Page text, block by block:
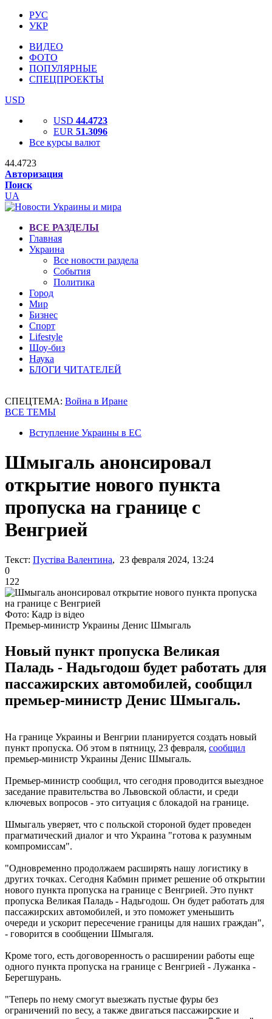
РУС
УКР
ВИДЕО
ФОТО
ПОПУЛЯРНЫЕ
СПЕЦПРОЕКТЫ
USD
USD 44.4723
EUR 51.3096
Все курсы валют
44.4723
Авторизация
Поиск
UA
ВСЕ РАЗДЕЛЫ
Главная
Украина
Все новости раздела
События
Политика
Город
Мир
Бизнес
Спорт
Lifestyle
Шоу-биз
Наука
БЛОГИ ЧИТАТЕЛЕЙ
СПЕЦТЕМА: Война в Иране
ВСЕ ТЕМЫ
Вступление Украины в ЕС
Шмыгаль анонсировал
открытие нового пункта
пропуска на границе с
Венгрией
Текст: Пустіва Валентина, 23 февраля 2024, 13:24
0
122
Фото: Кадр із відео
Премьер-министр Украины Денис Шмыгаль
Новый пункт пропуска Великая
Паладь - Надьгодош будет работать для
пассажирских автомобилей, сообщил
премьер-министр Денис Шмыгаль.
На границе Украины и Венгрии планируется создать новый
пункт пропуска. Об этом в пятницу, 23 февраля, сообщил
премьер-министр Украины Денис Шмыгаль.
Премьер-министр сообщил, что сегодня проводится выездное
заседание правительства во Львовской области, и среди
ключевых вопросов - это ситуация с блокадой на границе.
Шмыгаль уверяет, что с польской стороной будет проведен
прагматический диалог и что Украина "готова к разумным
компромиссам".
"Одновременно продолжаем расширять нашу логистику в
других точках. Сегодня Кабмин примет решение об открытии
нового пункта пропуска на границе с Венгрией. Это пункт
пропуска Великая Паладь - Надьгодош. Он будет работать для
пассажирских автомобилей, и это поможет уменьшить
очереди и ускорит пересечение границы для наших граждан",
- говорится в сообщении Шмыгаля.
Кроме того, есть договоренность о расширении работы еще
одного пункта пропуска на границе с Венгрией - Лужанка -
Берегшурань.
"Теперь по нему смогут выезжать пустые фуры без
ограничений по весу, а также двигаться пассажирские и